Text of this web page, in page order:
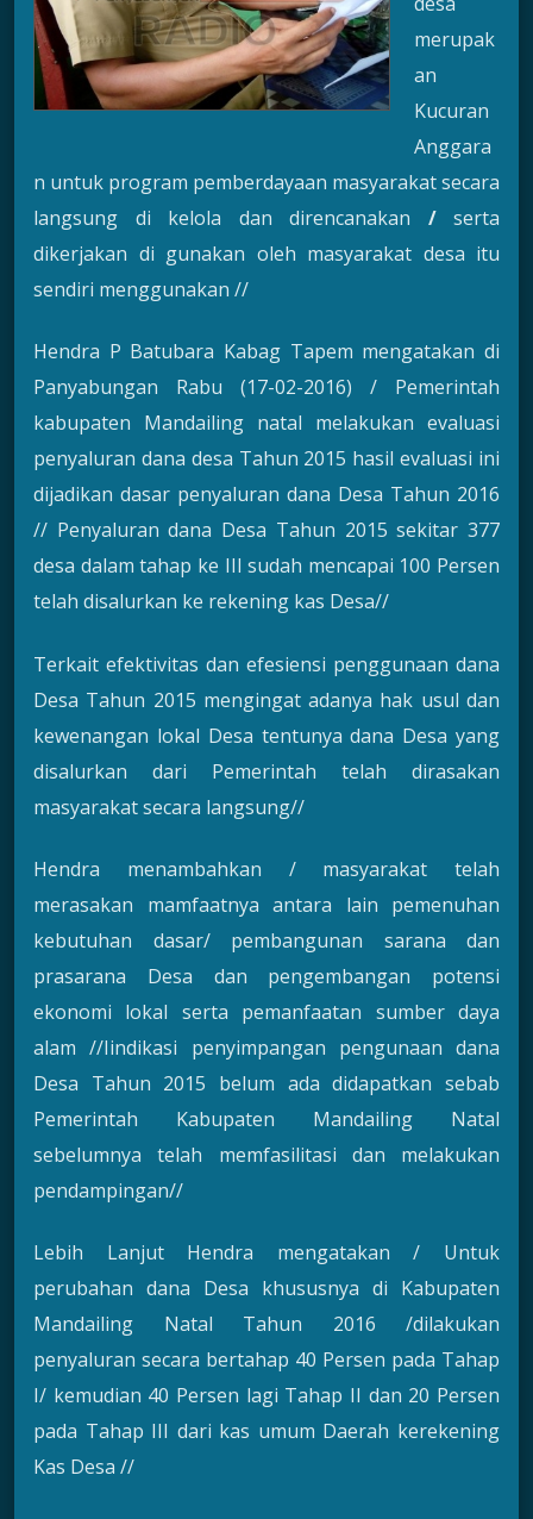
merupak
an
Kucuran
Anggara
n untuk program pemberdayaan masyarakat secara
langsung di kelola dan direncanakan /serta
dikerjakan di gunakan oleh masyarakat desa itu
sendiri menggunakan //
Hendra P Batubara Kabag Tapem mengatakan di
Panyabungan Rabu (17-02-2016) / Pemerintah
kabupaten Mandailing natal melakukan evaluasi
penyaluran dana desa Tahun 2015 hasil evaluasi ini
dijadikan dasar penyaluran dana Desa Tahun 2016
// Penyaluran dana Desa Tahun 2015 sekitar 377
desa dalam tahap ke III sudah mencapai 100 Persen
telah disalurkan ke rekening kas Desa//
Terkait efektivitas dan efesiensi penggunaan dana
Desa Tahun 2015 mengingat adanya hak usul dan
kewenangan lokal Desa tentunya dana Desa yang
disalurkan dari Pemerintah telah dirasakan
masyarakat secara langsung//
Hendra menambahkan / masyarakat telah
merasakan mamfaatnya antara lain pemenuhan
kebutuhan dasar/ pembangunan sarana dan
prasarana Desa dan pengembangan potensi
ekonomi lokal serta pemanfaatan sumber daya
alam //Iindikasi penyimpangan pengunaan dana
Desa Tahun 2015 belum ada didapatkan sebab
Pemerintah Kabupaten Mandailing Natal
sebelumnya telah memfasilitasi dan melakukan
pendampingan//
Lebih Lanjut Hendra mengatakan / Untuk
perubahan dana Desa khususnya di Kabupaten
Mandailing Natal Tahun 2016 /dilakukan
penyaluran secara bertahap 40 Persen pada Tahap
I/ kemudian 40 Persen lagi Tahap II dan 20 Persen
pada Tahap III dari kas umum Daerah kerekening
Kas Desa //